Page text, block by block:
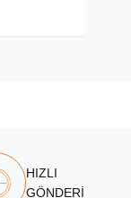
HIZLI
GÖNDERİ